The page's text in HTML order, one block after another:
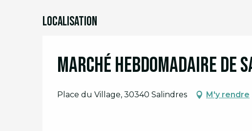
Localisation
Marché hebdomadaire de
Place du Village, 30340 Salindres M'y rendre